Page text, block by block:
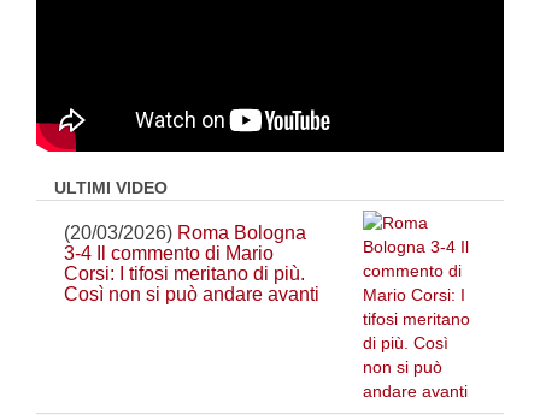
ULTIMI VIDEO
(20/03/2026) Roma Bologna
3-4 Il commento di Mario
Corsi: I tifosi meritano di più.
Così non si può andare avanti